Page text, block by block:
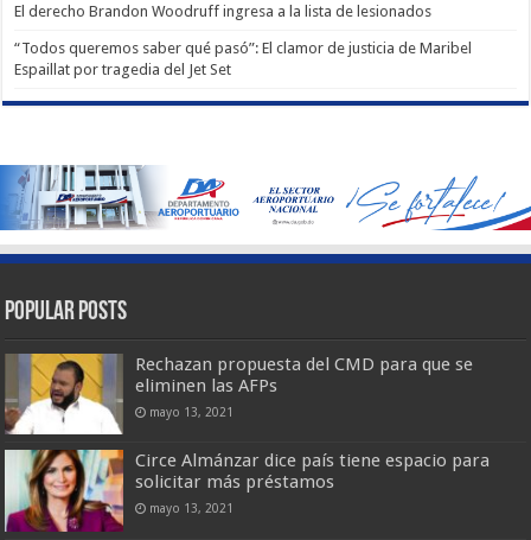
El derecho Brandon Woodruff ingresa a la lista de lesionados
“Todos queremos saber qué pasó”: El clamor de justicia de Maribel
Espaillat por tragedia del Jet Set
Popular Posts
Rechazan propuesta del CMD para que se
eliminen las AFPs
mayo 13, 2021
Circe Almánzar dice país tiene espacio para
solicitar más préstamos
mayo 13, 2021